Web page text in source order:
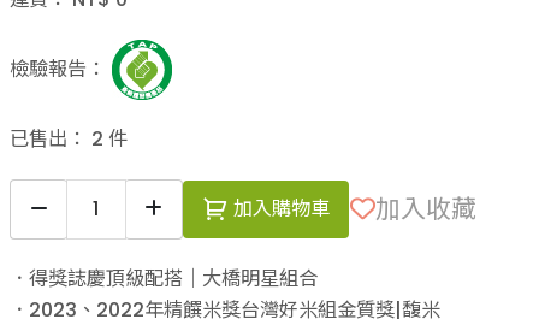
檢驗報告：
已售出： 2 件
加入購物車 加入收藏
．得獎誌慶頂級配搭｜大橋明星組合
．2023、2022年精饌米獎台灣好米組金質獎|馥米